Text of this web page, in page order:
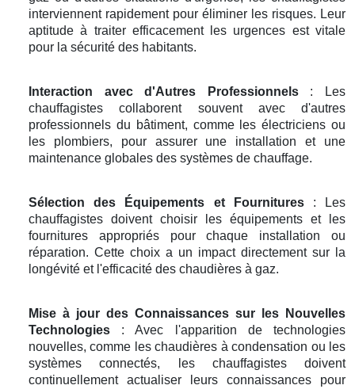
interviennent rapidement pour éliminer les risques. Leur
aptitude à traiter efficacement les urgences est vitale
pour la sécurité des habitants.
Interaction avec d'Autres Professionnels: Les
chauffagistes collaborent souvent avec d'autres
professionnels du bâtiment, comme les électriciens ou
les plombiers, pour assurer une installation et une
maintenance globales des systèmes de chauffage.
Sélection des Équipements et Fournitures: Les
chauffagistes doivent choisir les équipements et les
fournitures appropriés pour chaque installation ou
réparation. Cette choix a un impact directement sur la
longévité et l'efficacité des chaudières à gaz.
Mise à jour des Connaissances sur les Nouvelles
Technologies : Avec l'apparition de technologies
nouvelles, comme les chaudières à condensation ou les
systèmes connectés, les chauffagistes doivent
continuellement actualiser leurs connaissances pour